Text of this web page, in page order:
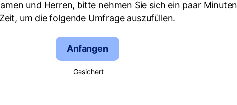
und Herren, bitte nehmen Sie sich ein paar Minuten
Zeit, um die folgende Umfrage auszufüllen.
Anfangen
Gesichert